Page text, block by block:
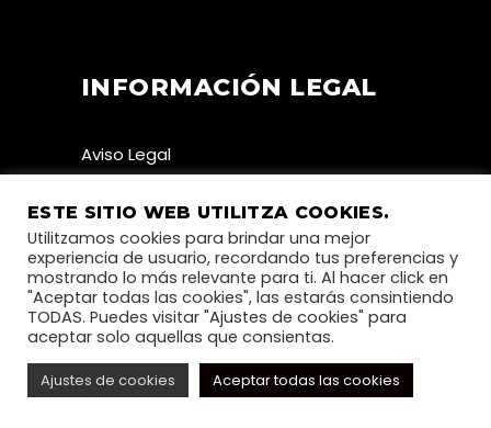
INFORMACIÓN LEGAL
Aviso Legal
Política de Privacidad
ESTE SITIO WEB UTILITZA COOKIES.
Utilitzamos cookies para brindar una mejor
experiencia de usuario, recordando tus preferencias y
mostrando lo más relevante para ti. Al hacer click en
"Aceptar todas las cookies", las estarás consintiendo
TODAS. Puedes visitar "Ajustes de cookies" para
aceptar solo aquellas que consientas.
Ajustes de cookies Aceptar todas las cookies